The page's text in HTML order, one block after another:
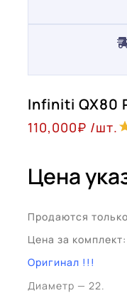
Infiniti QX80
110,000₽ /шт.
Цена
Продаются
Цена за
Оригинал !!!
Диаметр — 22.